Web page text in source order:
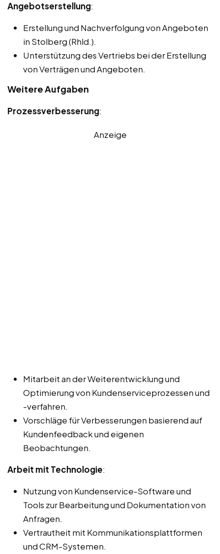
Angebotserstellung:
Erstellung und Nachverfolgung von Angeboten
in Stolberg (Rhld.).
Unterstützung des Vertriebs bei der Erstellung
von Verträgen und Angeboten.
Weitere Aufgaben
Prozessverbesserung:
Anzeige
Mitarbeit an der Weiterentwicklung und
Optimierung von Kundenserviceprozessen und
-verfahren.
Vorschläge für Verbesserungen basierend auf
Kundenfeedback und eigenen
Beobachtungen.
Arbeit mit Technologie:
Nutzung von Kundenservice-Software und
Tools zur Bearbeitung und Dokumentation von
Anfragen.
Vertrautheit mit Kommunikationsplattformen
und CRM-Systemen.